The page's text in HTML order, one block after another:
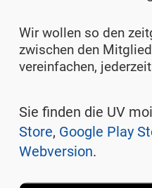
Wir wollen so den
zwischen den
vereinfachen,
Sie finden die UV
Store, Google Play
Webversion.